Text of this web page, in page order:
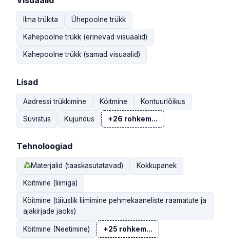
Ilma trükita Ühepoolne trükk
Kahepoolne trükk (erinevad visuaalid)
Kahepoolne trükk (samad visuaalid)
Lisad
Aadressi trükkimine Köitmine Kontuurlõikus
Süvistus Kujundus +26 rohkem...
Tehnoloogiad
Materjalid (taaskasutatavad) Kokkupanek
Köitmine (liimiga)
Köitmine (täiuslik liimimine pehmekaaneliste raamatute ja
ajakirjade jaoks)
Köitmine (Neetimine) +25 rohkem...